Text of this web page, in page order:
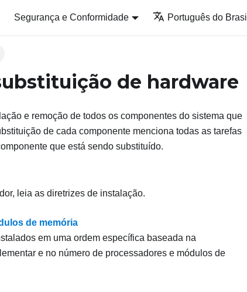
Segurança e Conformidade Português do Brasil
de hardware
e remoção de todos os componentes do sistema que
de cada componente menciona todas as tarefas
que está sendo substituído.
leia as diretrizes de instalação.
de memória
em uma ordem específica baseada na
e no número de processadores e módulos de